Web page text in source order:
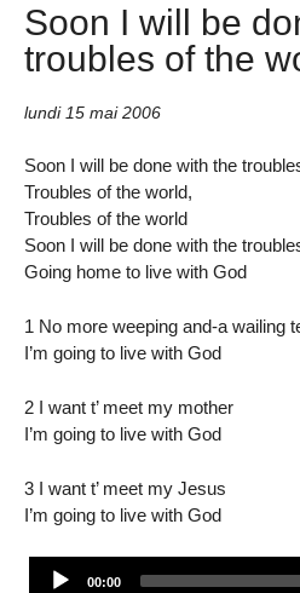
Soon I will be
troubles of the
lundi 15 mai 2006
Soon I will be done with the
Troubles of the world,
Troubles of the world
Soon I will be done with the
Going home to live with God
1 No more weeping and-a wailing
I’m going to live with God
2 I want t’ meet my mother
I’m going to live with God
3 I want t’ meet my Jesus
I’m going to live with God
Current
00:00